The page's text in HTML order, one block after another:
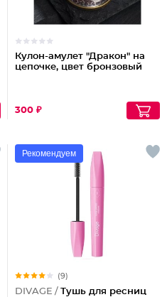
Кулон-амулет "Дракон" на
цепочке, цвет бронзовый
300 ₽
Рекомендуем
(9)
DIVAGE / Тушь для ресниц